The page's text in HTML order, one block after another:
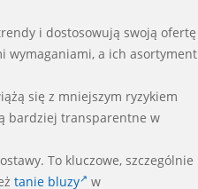
i dostosowują swoją ofertę
wymaganiami, a ich asortyment
się z mniejszym ryzykiem
bardziej transparentne w
To kluczowe, szczególnie
tanie bluzy w